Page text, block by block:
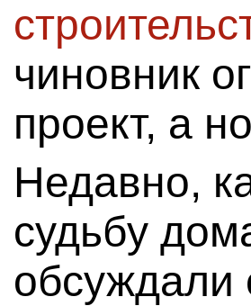
чиновник
проект, а
Недавно,
судьбу